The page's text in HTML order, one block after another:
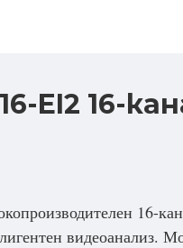
EI2 16-
16-
видеоанализ.